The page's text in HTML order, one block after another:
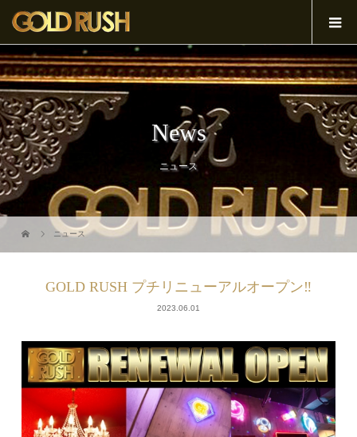
News
ニュース
ニュース
GOLD RUSH プチリニューアルオープン‼︎
2023.06.01